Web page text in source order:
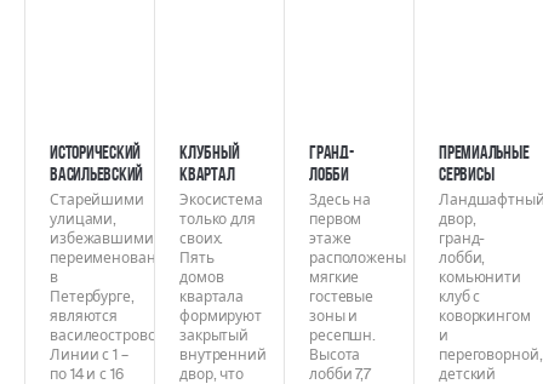
Исторический
Васильевский
Старейшими
улицами,
избежавшими
переименований
в
Петербурге,
являются
василеостровские
Линии с 1 –
по 14 и с 16
Клубный
квартал
Экосистема
только для
своих.
Пять
домов
квартала
формируют
закрытый
внутренний
двор, что
Гранд-
лобби
Здесь на
первом
этаже
расположены
мягкие
гостевые
зоны и
ресепшн.
Высота
лобби 7,7
Премиальные
сервисы
двор,
гранд-
лобби,
комьюнити
клуб с
коворкингом
и
переговорной,
детский